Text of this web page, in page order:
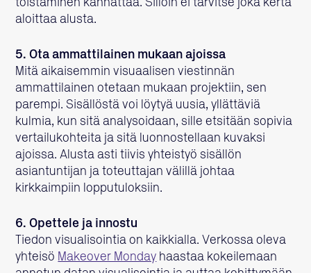
toistaminen kannattaa. Silloin ei tarvitse joka kerta
aloittaa alusta.
5. Ota ammattilainen mukaan ajoissa
Mitä aikaisemmin visuaalisen viestinnän
ammattilainen otetaan mukaan projektiin, sen
parempi. Sisällöstä voi löytyä uusia, yllättäviä
kulmia, kun sitä analysoidaan, sille etsitään sopivia
vertailukohteita ja sitä luonnostellaan kuvaksi
ajoissa. Alusta asti tiivis yhteistyö sisällön
asiantuntijan ja toteuttajan välillä johtaa
kirkkaimpiin lopputuloksiin.
6. Opettele ja innostu
Tiedon visualisointia on kaikkialla. Verkossa oleva
yhteisö Makeover Monday haastaa kokeilemaan